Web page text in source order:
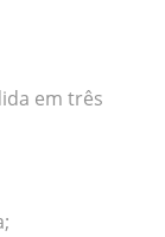
em três